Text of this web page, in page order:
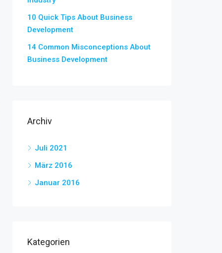
10 Quick Tips About Business
Development
14 Common Misconceptions About
Business Development
Archiv
Juli 2021
März 2016
Januar 2016
Kategorien